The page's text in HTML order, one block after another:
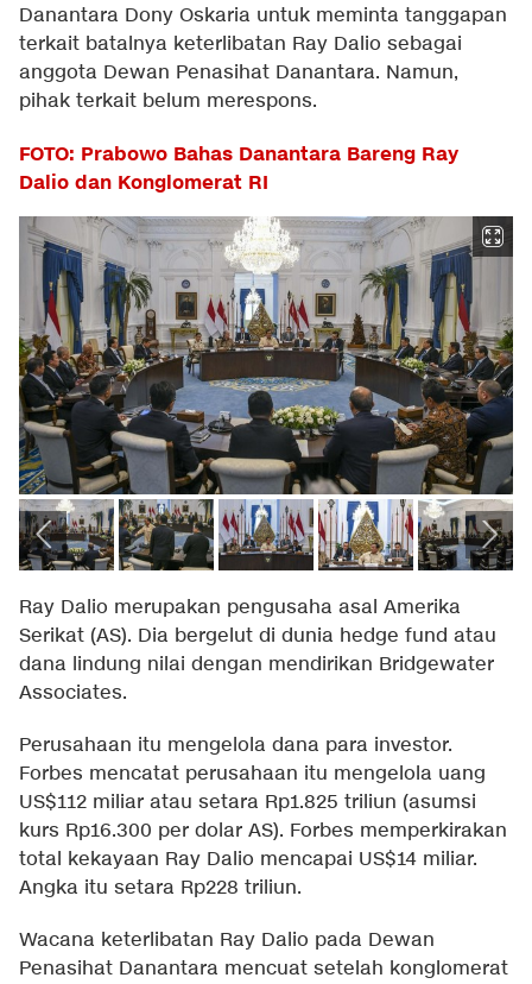
Danantara Dony Oskaria untuk meminta tanggapan
terkait batalnya keterlibatan Ray Dalio sebagai
anggota Dewan Penasihat Danantara. Namun,
pihak terkait belum merespons.
FOTO: Prabowo Bahas Danantara Bareng Ray
Dalio dan Konglomerat RI
Ray Dalio merupakan pengusaha asal Amerika
Serikat (AS). Dia bergelut di dunia hedge fund atau
dana lindung nilai dengan mendirikan Bridgewater
Associates.
Perusahaan itu mengelola dana para investor.
Forbes mencatat perusahaan itu mengelola uang
US$112 miliar atau setara Rp1.825 triliun (asumsi
kurs Rp16.300 per dolar AS). Forbes memperkirakan
total kekayaan Ray Dalio mencapai US$14 miliar.
Angka itu setara Rp228 triliun.
Wacana keterlibatan Ray Dalio pada Dewan
Penasihat Danantara mencuat setelah konglomerat